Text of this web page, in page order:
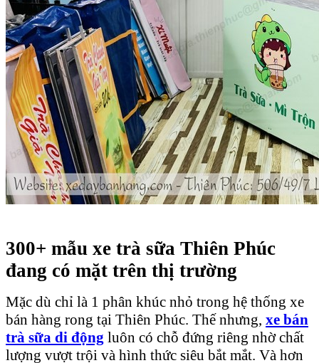
300+ mẫu xe trà sữa Thiên Phúc
đang có mặt trên thị trường
Mặc dù chỉ là 1 phân khúc nhỏ trong hệ thống xe
bán hàng rong tại Thiên Phúc. Thế nhưng, xe bán
trà sữa di động luôn có chỗ đứng riêng nhờ chất
lượng vượt trội và hình thức siêu bắt mắt. Và hơn